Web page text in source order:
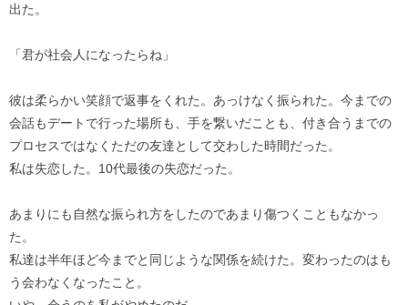
出た。
「君が社会人になったらね」
彼は柔らかい笑顔で返事をくれた。あっけなく振られた。今までの
会話もデートで行った場所も、手を繋いだことも、付き合うまでの
プロセスではなくただの友達として交わした時間だった。
私は失恋した。10代最後の失恋だった。
あまりにも自然な振られ方をしたのであまり傷つくこともなかっ
た。
私達は半年ほど今までと同じような関係を続けた。変わったのはも
う会わなくなったこと。